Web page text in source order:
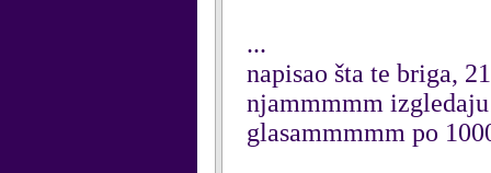
...
napisao šta te briga,
njammmmm
glasammmmm po